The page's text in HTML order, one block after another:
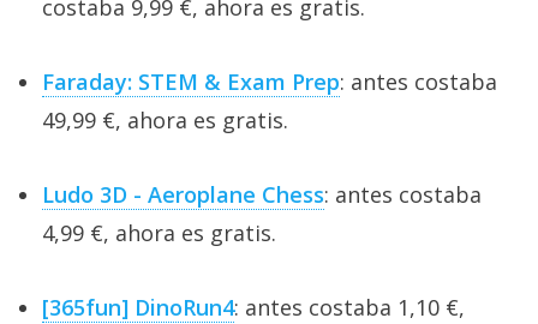
costaba 9,99 €, ahora es gratis.
Faraday: STEM & Exam Prep: antes costaba
49,99 €, ahora es gratis.
Ludo 3D - Aeroplane Chess: antes costaba
4,99 €, ahora es gratis.
[365fun] DinoRun4: antes costaba 1,10 €,